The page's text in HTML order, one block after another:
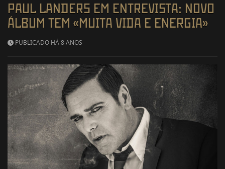
PAUL LANDERS EM ENTREVISTA: NOVO
ÁLBUM TEM «MUITA VIDA E ENERGIA»
PUBLICADO HÁ 8 ANOS